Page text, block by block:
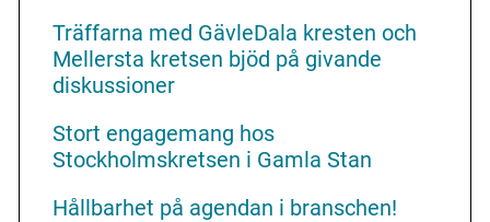
Träffarna med GävleDala kresten och
Mellersta kretsen bjöd på givande
diskussioner
Stort engagemang hos
Stockholmskretsen i Gamla Stan
Hållbarhet på agendan i branschen!